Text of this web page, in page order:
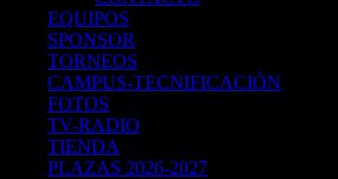
EQUIPOS
SPONSOR
TORNEOS
CAMPUS-TECNIFICACIÓN
FOTOS
TV-RADIO
TIENDA
PLAZAS 2026-2027